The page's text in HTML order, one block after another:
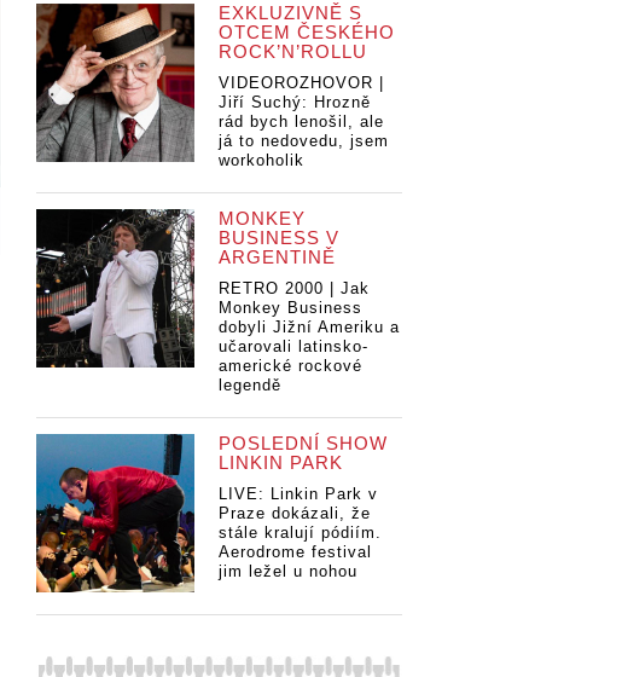
Metallica v
– nové album 72
na filmovém
zaujalo, ale
RECENZE: Metallica v
kině – nové album 72
Seasons na filmovém
plátně zaujalo, ale
EXKLUZIVNĚ S
OTCEM ČESKÉHO
ROCK’N’ROLLU
VIDEOROZHOVOR |
Jiří Suchý: Hrozně
rád bych lenošil, ale
já to nedovedu, jsem
workoholik
MONKEY
BUSINESS V
ARGENTINĚ
RETRO 2000 | Jak
Monkey Business
dobyli Jižní Ameriku a
učarovali latinsko-
americké rockové
legendě
POSLEDNÍ SHOW
LINKIN PARK
LIVE: Linkin Park v
Praze dokázali, že
stále kralují pódiím.
Aerodrome festival
jim ležel u nohou